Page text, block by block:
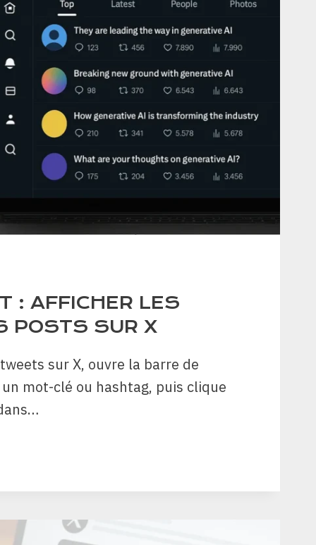
: AFFICHER LES
POSTS SUR X
sur X, ouvre la barre de
mot-clé ou hashtag, puis clique